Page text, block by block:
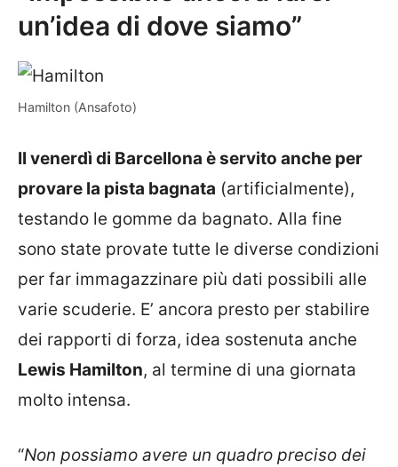
un’idea di dove siamo”
Hamilton (Ansafoto)
Il venerdì di Barcellona è servito anche per
provare la pista bagnata (artificialmente),
testando le gomme da bagnato. Alla fine
sono state provate tutte le diverse condizioni
per far immagazzinare più dati possibili alle
varie scuderie. E’ ancora presto per stabilire
dei rapporti di forza, idea sostenuta anche
Lewis Hamilton, al termine di una giornata
molto intensa.
“Non possiamo avere un quadro preciso dei